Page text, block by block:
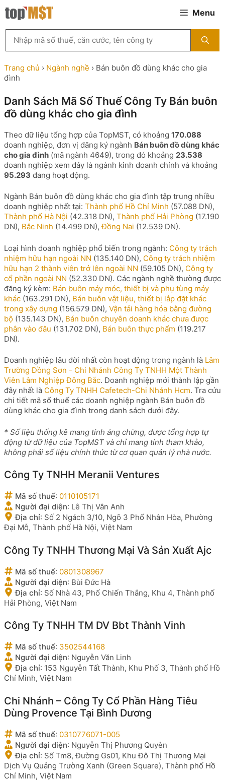
Chuyển
đến
Menu
kiếm
MST
theo
tên
công
người
đại
hoặc
mã
số
thuế
...
Trang chủ › Ngành nghề › Bán buôn đồ dùng khác cho gia
đình
Danh Sách Mã Số Thuế Công Ty Bán buôn
đồ dùng khác cho gia đình
Theo dữ liệu tổng hợp của TopMST, có khoảng 170.088
doanh nghiệp, đơn vị đăng ký ngành Bán buôn đồ dùng khác
cho gia đình (mã ngành 4649), trong đó khoảng 23.538
doanh nghiệp xem đây là ngành kinh doanh chính và khoảng
95.293 đang hoạt động.
Ngành Bán buôn đồ dùng khác cho gia đình tập trung nhiều
doanh nghiệp nhất tại: Thành phố Hồ Chí Minh (57.088 DN),
Thành phố Hà Nội (42.318 DN), Thành phố Hải Phòng (17.190
DN), Bắc Ninh (14.499 DN),Đồng Nai (12.539 DN).
Loại hình doanh nghiệp phổ biến trong ngành: Công ty trách
nhiệm hữu hạn ngoài NN (135.140 DN), Công ty trách nhiệm
hữu hạn 2 thành viên trở lên ngoài NN (59.105 DN), Công ty
cổ phần ngoài NN (52.330 DN). Các ngành nghề thường được
đăng ký kèm: Bán buôn máy móc, thiết bị và phụ tùng máy
khác (163.291 DN), Bán buôn vật liệu, thiết bị lắp đặt khác
trong xây dựng (156.579 DN), Vận tải hàng hóa bằng đường
bộ (135.143 DN), Bán buôn chuyên doanh khác chưa được
phân vào đâu (131.702 DN), Bán buôn thực phẩm (119.217
DN).
Doanh nghiệp lâu đời nhất còn hoạt động trong ngành là Lâm
Trường Đồng Sơn - Chi Nhánh Công Ty TNHH Một Thành
Viên Lâm Nghiệp Đông Bắc. Doanh nghiệp mới thành lập gần
đây nhất là Công Ty TNHH Cafetech-Chi Nhánh Hcm. Tra cứu
chi tiết mã số thuế các doanh nghiệp ngành Bán buôn đồ
dùng khác cho gia đình trong danh sách dưới đây.
* Số liệu thống kê mang tính áng chừng, được tổng hợp tự
động từ dữ liệu của TopMST và chỉ mang tính tham khảo,
không phải số liệu chính thức từ cơ quan quản lý nhà nước.
Công Ty TNHH Meranii Ventures
Mã số thuế: 0110105171
Người đại diện: Lê Thị Vân Anh
Địa chỉ: Số 2 Ngách 3/10, Ngõ 3 Phố Nhân Hòa, Phường
Đại Mỗ, Thành phố Hà Nội, Việt Nam
Công Ty TNHH Thương Mại Và Sản Xuất Ajc
Mã số thuế: 0801308967
Người đại diện: Bùi Đức Hà
Địa chỉ: Số Nhà 43, Phố Chiến Thắng, Khu 4, Thành phố
Hải Phòng, Việt Nam
Công Ty TNHH TM DV Bbt Thành Vinh
Mã số thuế: 3502544168
Người đại diện: Nguyễn Văn Linh
Địa chỉ: 153 Nguyễn Tất Thành, Khu Phố 3, Thành phố Hồ
Chí Minh, Việt Nam
Chi Nhánh – Công Ty Cổ Phần Hàng Tiêu
Dùng Provence Tại Bình Dương
Mã số thuế: 0310776071-005
Người đại diện: Nguyễn Thị Phương Quyên
Địa chỉ: Số Tm8, Đường Gs01, Khu Đô Thị Thương Mại
Dịch Vụ Quảng Trường Xanh (Green Square), Thành phố Hồ
Chí Minh, Việt Nam